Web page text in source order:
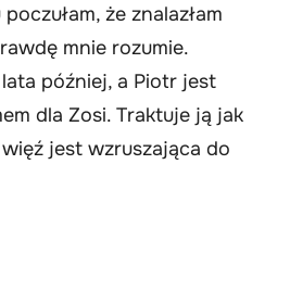
że znalazłam
mnie rozumie.
później, a Piotr jest
dla Zosi. Traktuje ją jak
jest wzruszająca do